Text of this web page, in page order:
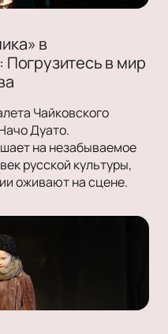
в
в мир
Чайковского
Дуато.
на незабываемое
русской культуры,
оживают на сцене.